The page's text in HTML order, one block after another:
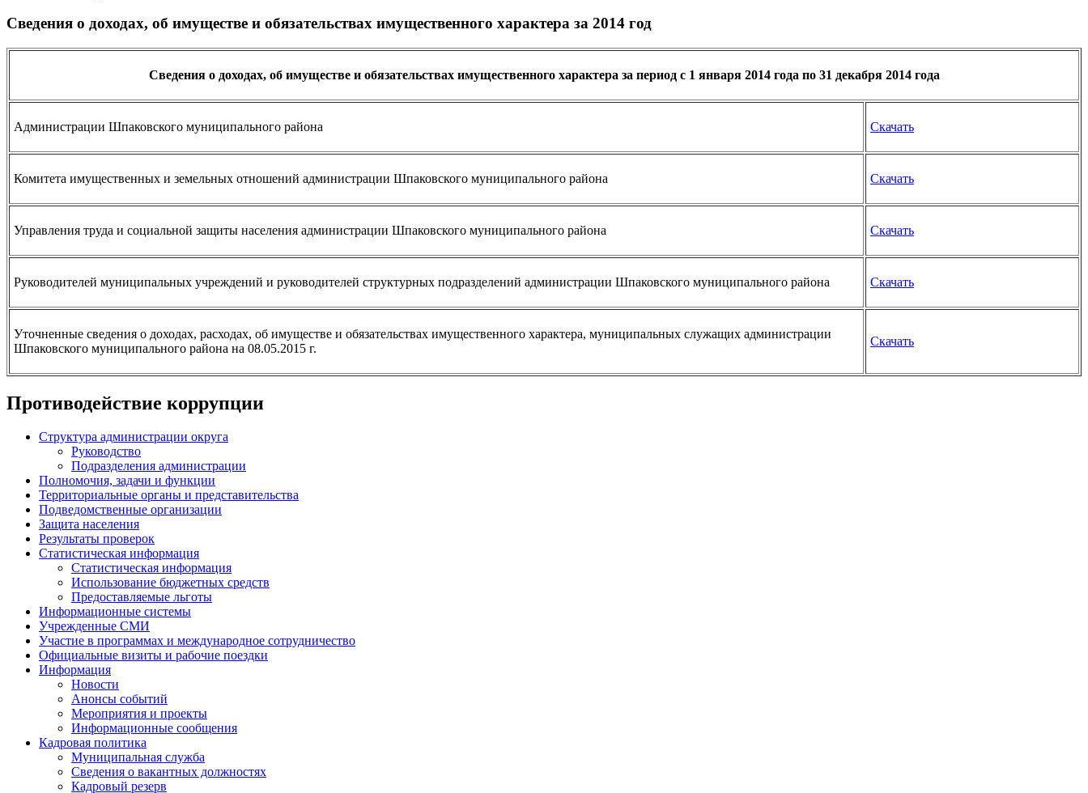
Сведения о доходах, об имуществе и обязательствах имущественного характера за 2014 год
Сведения о доходах, об имуществе и обязательствах имущественного характера за период с 1 января 2014 года по 31 декабря 2014 года
Администрации Шпаковского муниципального района Скачать
Комитета имущественных и земельных отношений администрации Шпаковского муниципального района Скачать
Управления труда и социальной защиты населения администрации Шпаковского муниципального района Скачать
Руководителей муниципальных учреждений и руководителей структурных подразделений администрации Шпаковского муниципального района Скачать
Уточненные сведения о доходах, расходах, об имуществе и обязательствах имущественного характера, муниципальных служащих администрации
Шпаковского муниципального района на 08.05.2015 г.
Скачать
Противодействие коррупции
Структура администрации округа
Руководство
Подразделения администрации
Полномочия, задачи и функции
Территориальные органы и представительства
Подведомственные организации
Защита населения
Результаты проверок
Статистическая информация
Статистическая информация
Использование бюджетных средств
Предоставляемые льготы
Информационные системы
Учрежденные СМИ
Участие в программах и международное сотрудничество
Официальные визиты и рабочие поездки
Информация
Новости
Анонсы событий
Мероприятия и проекты
Информационные сообщения
Кадровая политика
Муниципальная служба
Сведения о вакантных должностях
Кадровый резерв